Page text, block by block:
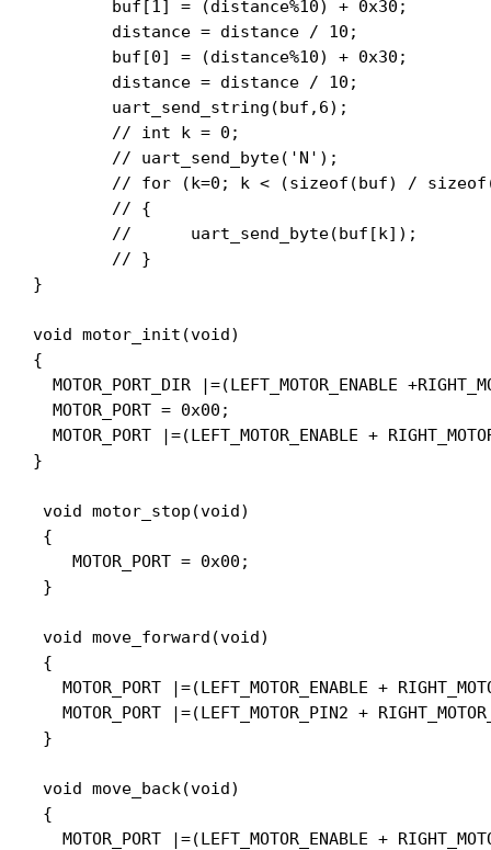
}
void motor_init(void)
{
MOTOR_PORT_DIR |=(LEFT_MOTOR_ENABLE
  MOTOR_PORT = 0x00;
MOTOR_PORT |=(LEFT_MOTOR_ENABLE +
}
void motor_stop(void)
{
    MOTOR_PORT = 0x00;
}
void move_forward(void)
{
MOTOR_PORT |=(LEFT_MOTOR_ENABLE +
MOTOR_PORT |=(LEFT_MOTOR_PIN2 +
}
void move_back(void)
{
MOTOR_PORT |=(LEFT_MOTOR_ENABLE +